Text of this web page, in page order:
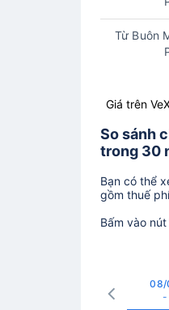
Từ Buôn
Giá trên
So sánh
trong 30
Bạn có thể
gồm thuế
Bấm vào
08/
-